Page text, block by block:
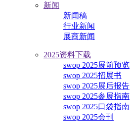
新闻
新闻稿
行业新闻
展商新闻
2025资料下载
swop 2025展前预览
swop 2025招展书
swop 2025展后报告
swop 2025参展指南
swop 2025口袋指南
swop 2025会刊